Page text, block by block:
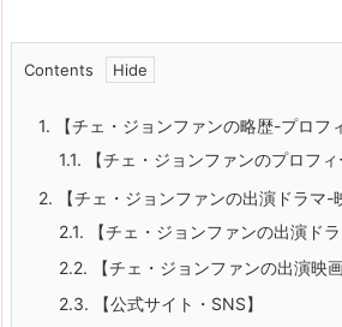
Contents
1. 【チェ・ジョンファンの略歴-プロフ
1.1. 【チェ・ジョンファンのプロフィ
2. 【チェ・ジョンファンの出演ドラマ-
2.1. 【チェ・ジョンファンの出演ドラ
2.2. 【チェ・ジョンファンの出演映画
2.3. 【公式サイト・SNS】